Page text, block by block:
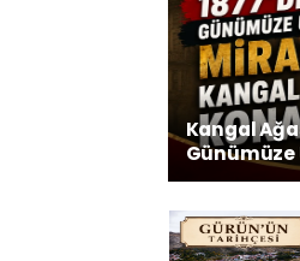
Kangal
Günümüze